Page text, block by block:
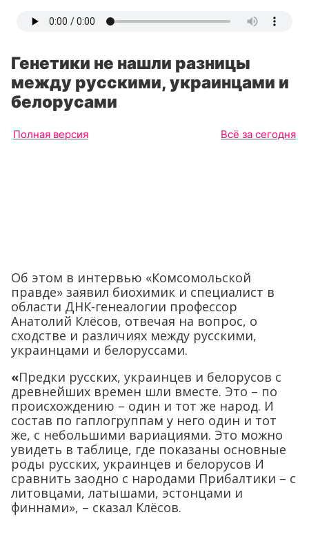
Генетики не нашли разницы
между русскими, украинцами и
белорусами
Полная версия Всё за сегодня
Об этом в интервью «Комсомольской
правде» заявил биохимик и специалист в
области ДНК-генеалогии профессор
Анатолий Клёсов, отвечая на вопрос, о
сходстве и различиях между русскими,
украинцами и белоруссами.
«Предки русских, украинцев и белорусов с
древнейших времен шли вместе. Это – по
происхождению – один и тот же народ. И
состав по гаплогруппам у него один и тот
же, с небольшими вариациями. Это можно
увидеть в таблице, где показаны основные
роды русских, украинцев и белорусов И
сравнить заодно с народами Прибалтики – с
литовцами, латышами, эстонцами и
финнами», – сказал Клёсов.